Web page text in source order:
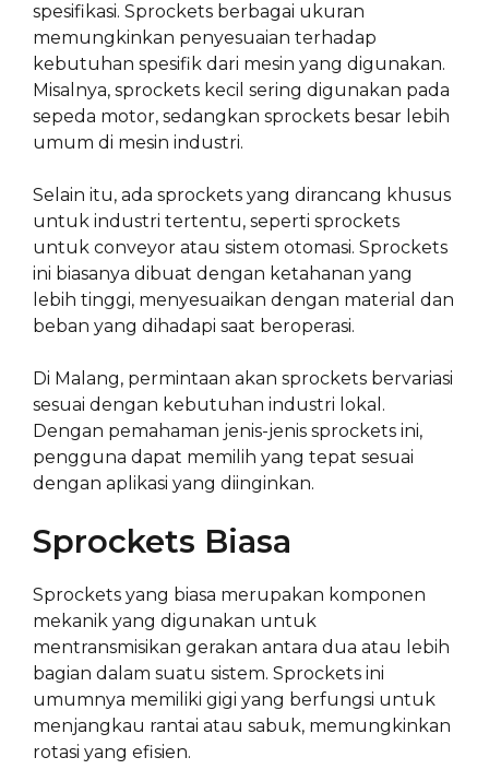
spesifikasi. Sprockets berbagai ukuran
memungkinkan penyesuaian terhadap
kebutuhan spesifik dari mesin yang digunakan.
Misalnya, sprockets kecil sering digunakan pada
sepeda motor, sedangkan sprockets besar lebih
umum di mesin industri.
Selain itu, ada sprockets yang dirancang khusus
untuk industri tertentu, seperti sprockets
untuk conveyor atau sistem otomasi. Sprockets
ini biasanya dibuat dengan ketahanan yang
lebih tinggi, menyesuaikan dengan material dan
beban yang dihadapi saat beroperasi.
Di Malang, permintaan akan sprockets bervariasi
sesuai dengan kebutuhan industri lokal.
Dengan pemahaman jenis-jenis sprockets ini,
pengguna dapat memilih yang tepat sesuai
dengan aplikasi yang diinginkan.
Sprockets Biasa
Sprockets yang biasa merupakan komponen
mekanik yang digunakan untuk
mentransmisikan gerakan antara dua atau lebih
bagian dalam suatu sistem. Sprockets ini
umumnya memiliki gigi yang berfungsi untuk
menjangkau rantai atau sabuk, memungkinkan
rotasi yang efisien.